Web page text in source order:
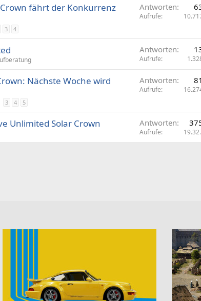
fährt der Konkurrenz
3 4
Antworten
Aufrufe
Antworten
Aufrufe
Nächste Woche wird
3 4 5
Antworten 81
Aufrufe
Unlimited Solar Crown Antworten
Aufrufe